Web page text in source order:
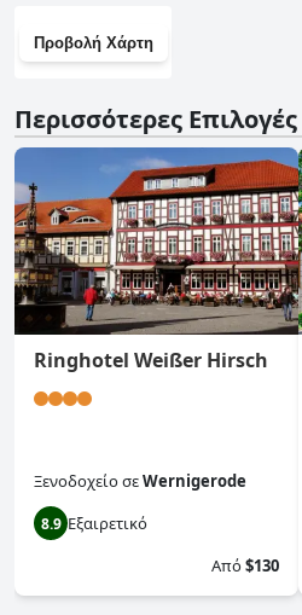
Προβολή Χάρτη
Περισσότερες Επιλογές
Ringhotel Weißer Hirsch
ΞενοδοχείοσεWernigerode
8.9 Εξαιρετικό
Από$130